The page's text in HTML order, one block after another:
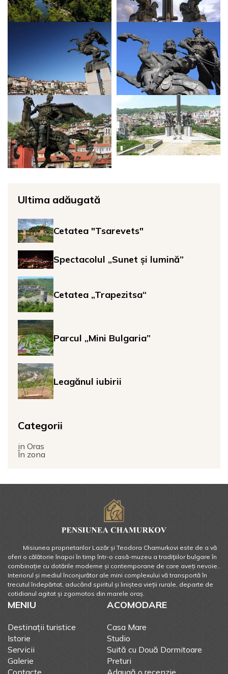
Ultima adăugată
Cetatea "Tsarevets"
Spectacolul „Sunet și lumină”
Cetatea „Trapezitsa“
Parcul „Mini Bulgaria”
Leagănul iubirii
Categorii
in Oras
În zona
Misiunea proprietarilor Lazăr și Teodora Chamurkovi este de a vă
oferi o călătorie înapoi în timp într-o casă-muzeu a tradiţiilor bulgare în
combinație cu dotările moderne și contemporane de care aveți nevoie..
Interiorul și mediul înconjurător ale mini complexului vă transportă în
trecutul îndepărtat, aducând spiritul și liniștea vieții rurale, departe de
cotidianul agitat și zgomotos din marele oraș.
MENIU
Destinații turistice
Istorie
Servicii
Galerie
ACOMODARE
Casa Mare
Studio
Suită cu Două Dormitoare
Preturi